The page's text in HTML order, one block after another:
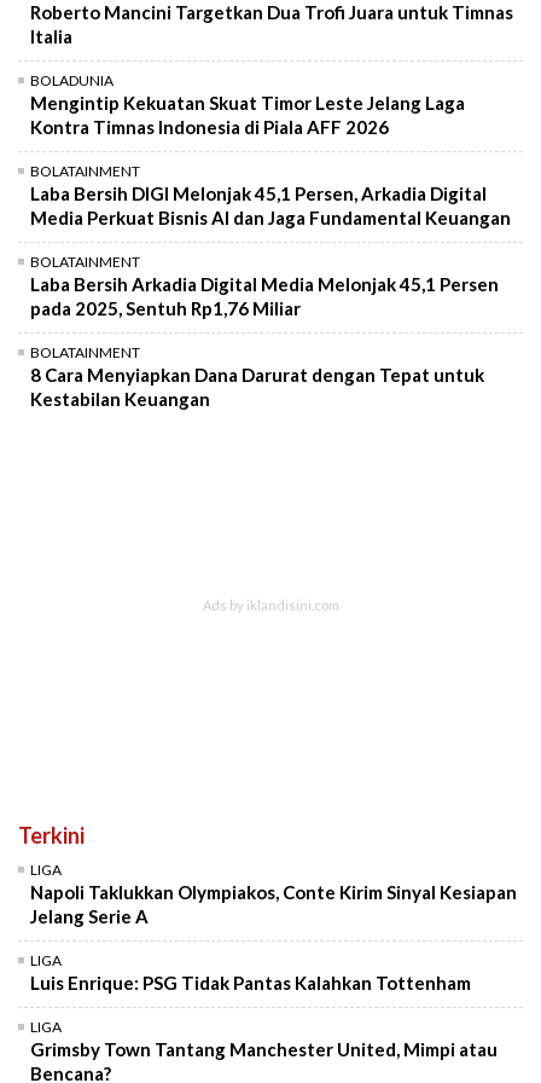
Roberto Mancini Targetkan Dua Trofi Juara untuk Timnas
Italia
BOLADUNIA
Mengintip Kekuatan Skuat Timor Leste Jelang Laga
Kontra Timnas Indonesia di Piala AFF 2026
BOLATAINMENT
Laba Bersih DIGI Melonjak 45,1 Persen, Arkadia Digital
Media Perkuat Bisnis AI dan Jaga Fundamental Keuangan
BOLATAINMENT
Laba Bersih Arkadia Digital Media Melonjak 45,1 Persen
pada 2025, Sentuh Rp1,76 Miliar
BOLATAINMENT
8 Cara Menyiapkan Dana Darurat dengan Tepat untuk
Kestabilan Keuangan
Terkini
LIGA
Napoli Taklukkan Olympiakos, Conte Kirim Sinyal Kesiapan
Jelang Serie A
LIGA
Luis Enrique: PSG Tidak Pantas Kalahkan Tottenham
LIGA
Grimsby Town Tantang Manchester United, Mimpi atau
Bencana?